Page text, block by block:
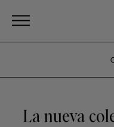
La nueva